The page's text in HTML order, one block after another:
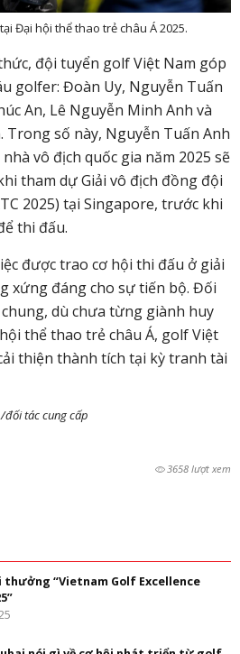
Đại hội thể thao trẻ châu Á 2025.
đội tuyển golf Việt Nam góp
golfer: Đoàn Uy, Nguyễn Tuấn
An, Lê Nguyễn Minh Anh và
Trong số này, Nguyễn Tuấn Anh
vô địch quốc gia năm 2025 sẽ
tham dự Giải vô địch đồng đội
2025) tại Singapore, trước khi
thi đấu.
được trao cơ hội thi đấu ở giải
xứng đáng cho sự tiến bộ. Đối
dù chưa từng giành huy
thể thao trẻ châu Á, golf Việt
thiện thành tích tại kỳ tranh tài
tác cung cấp
3658 lượt xem
thưởng “Vietnam Golf Excellence